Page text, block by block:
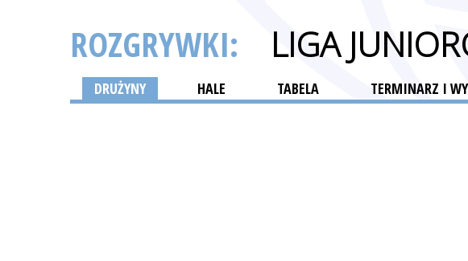
ROZGRYWKI: LIGA
DRUŻYNY HALE TABELA TERMINARZ I